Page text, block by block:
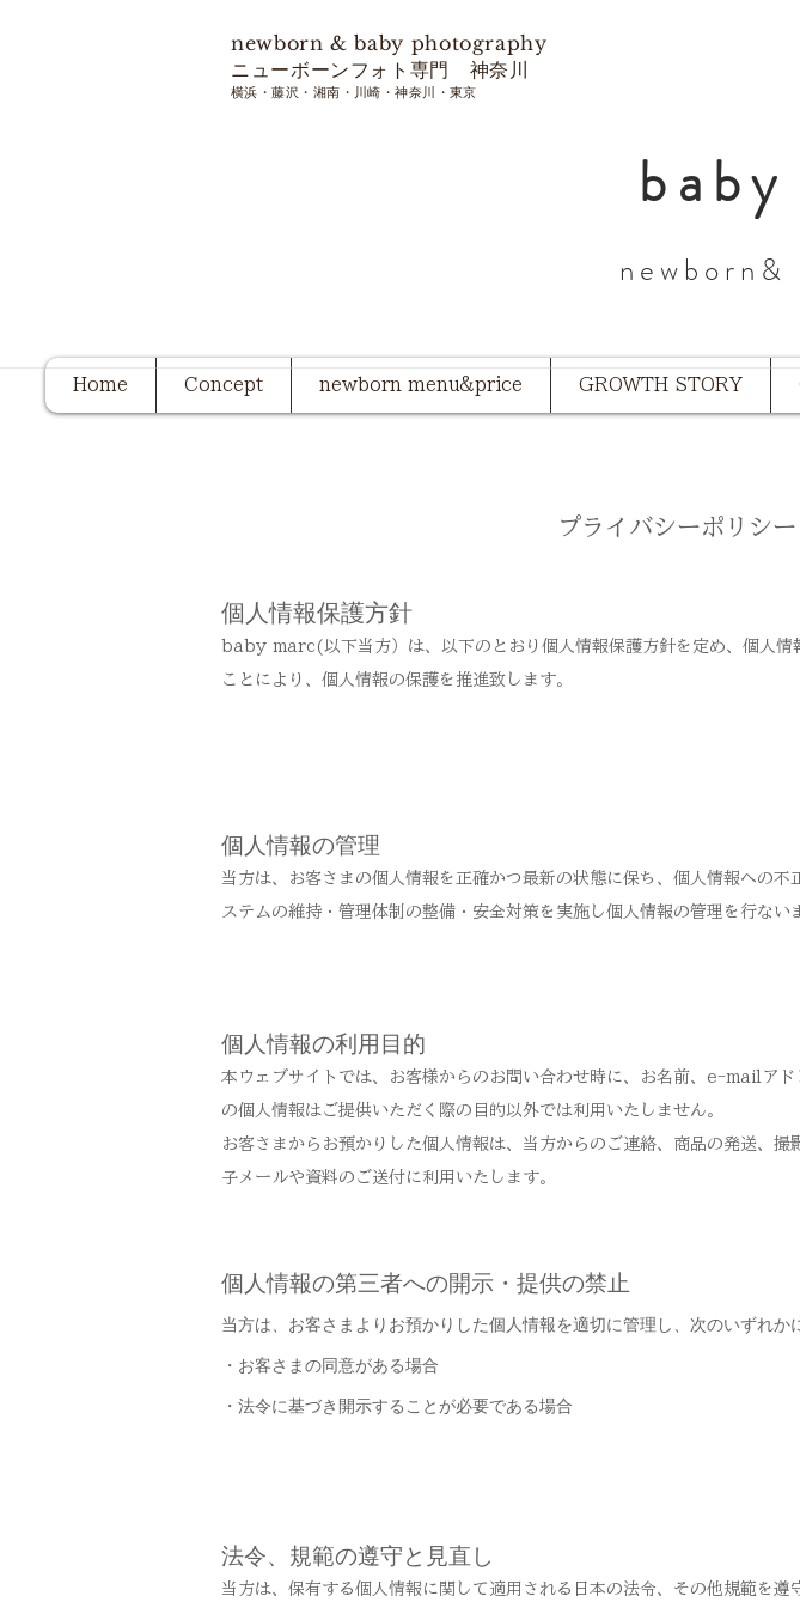
​newborn & baby photography
ニューボーンフォト専門 神奈川
​横浜・藤沢・湘南・川崎・神奈川・東京
​newborn&
Home Concept newborn menu&price GROWTH STORY
プライバシーポリシ
個人情報保護方針
baby marc(以下当方）は、以下のとおり個人情報保護方針を定め、個人情
ことにより、個人情報の保護を推進致します。
個人情報の管理
当方は、お客さまの個人情報を正確かつ最新の状態に保ち、個人情報への
ステムの維持・管理体制の整備・安全対策を実施し個人情報の管理を行ない
個人情報の利用目的
本ウェブサイトでは、お客様からのお問い合わせ時に、お名前、e-mailア
の個人情報はご提供いただく際の目的以外では利用いたしません。
お客さまからお預かりした個人情報は、当方からのご連絡、商品の発送、
子メールや資料のご送付に利用いたします。
個人情報の第三者への開示・提供の禁止
当方は、お客さまよりお預かりした個人情報を適切に管理し、次のいずれ
・お客さまの同意がある場合
・法令に基づき開示することが必要である場合
法令、規範の遵守と見直し
当方は、保有する個人情報に関して適用される日本の法令、その他規範を